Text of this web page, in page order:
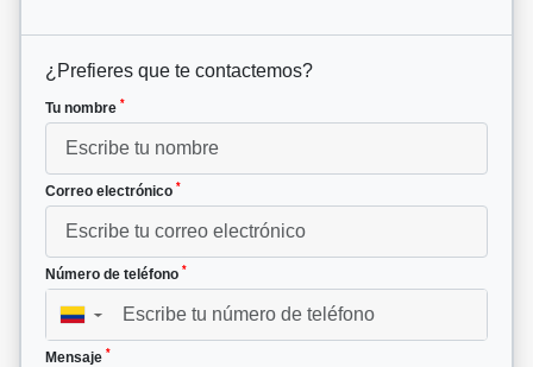
¿Prefieres que te contactemos?
Tu nombre *
Correo electrónico *
Número de teléfono *
▼
Mensaje *